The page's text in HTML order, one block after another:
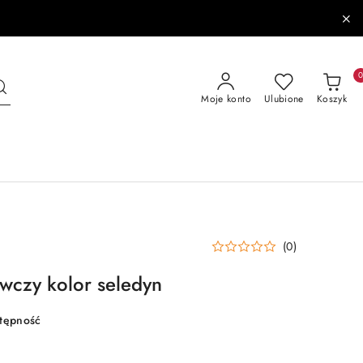
Moje konto Ulubione Koszyk
0
(0)
kolor seledyn